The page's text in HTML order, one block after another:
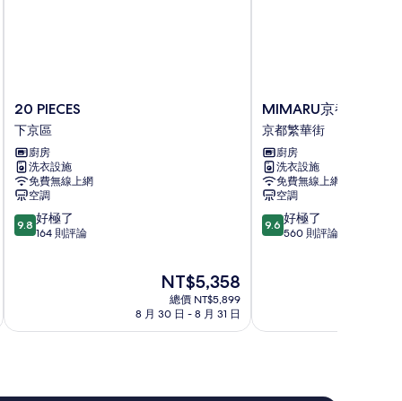
20
PIECES
下
京
區
20 PIECES
下京區
廚房
洗衣設施
免費無線上網
空調
9.8
分，
極
評
9.8 好極了
164 則評論
現
在
價
NT$5,358
總價 NT$5,899
8 月 30 日 - 8 月 31 日
MIMARU
京
都
新
町
三
條
京
都
MIMARU京都 新町三
京都繁華街
廚房
洗衣設施
免費無線上網
空調
9.6
分，
極
評
9.6 好極了
560 則評論